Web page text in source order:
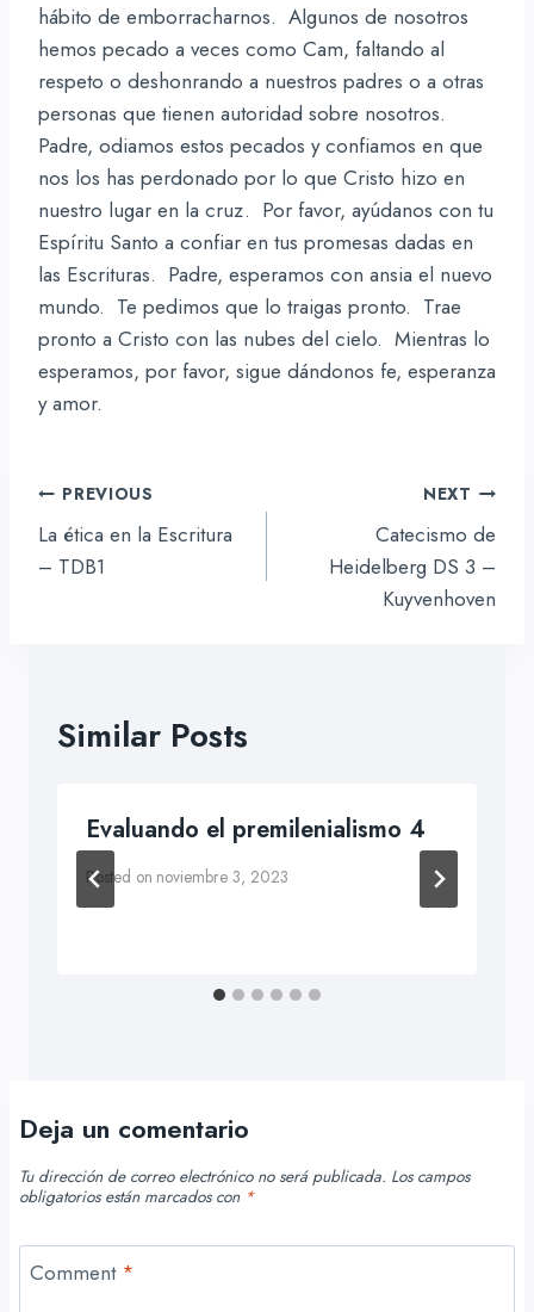
hábito de emborracharnos. Algunos de nosotros
hemos pecado a veces como Cam, faltando al
respeto o deshonrando a nuestros padres o a otras
personas que tienen autoridad sobre nosotros.
Padre, odiamos estos pecados y confiamos en que
nos los has perdonado por lo que Cristo hizo en
nuestro lugar en la cruz. Por favor, ayúdanos con tu
Espíritu Santo a confiar en tus promesas dadas en
las Escrituras. Padre, esperamos con ansia el nuevo
mundo. Te pedimos que lo traigas pronto. Trae
pronto a Cristo con las nubes del cielo. Mientras lo
esperamos, por favor, sigue dándonos fe, esperanza
y amor.
Navegación
de
entradas
PREVIOUS
La ética en la Escritura
– TDB1
NEXT
Catecismo de
Heidelberg DS 3 –
Kuyvenhoven
Similar Posts
Evaluando el premilenialismo 4
Posted on noviembre 3, 2023
Deja un comentario
Tu dirección de correo electrónico no será publicada. Los campos
obligatorios están marcados con *
Comment *